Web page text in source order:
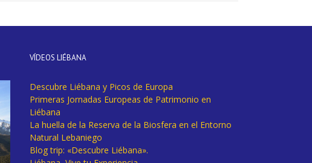
VÍDEOS LIÉBANA
Descubre Liébana y Picos de Europa
Primeras Jornadas Europeas de Patrimonio en
Liébana
La huella de la Reserva de la Biosfera en el Entorno
Natural Lebaniego
Blog trip: «Descubre Liébana».